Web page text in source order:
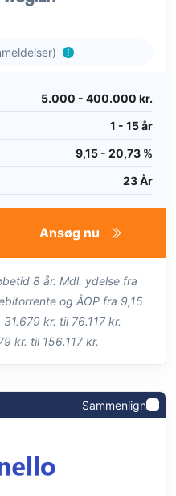
5.000 - 400.000 kr.
1 - 15 år
9,15 - 20,73 %
23 År
Ansøg nu
8 år. Mdl. ydelse fra
og ÅOP fra 9,15
kr. til 76.117 kr.
kr. til 156.117 kr.
Sammenlign